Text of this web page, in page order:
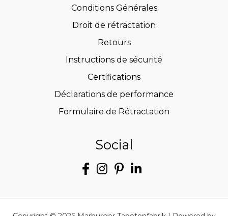
Conditions Générales
Droit de rétractation
Retours
Instructions de sécurité
Certifications
Déclarations de performance
Formulaire de Rétractation
Social